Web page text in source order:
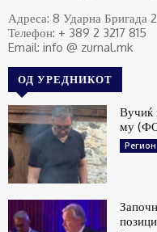
Адреса: 8 Ударна Бригада
Телефон: + 389 2 3217 815
Email: info @ zurnal.mk
ОД УРЕДНИКОТ
Вучиќ
му
Регион